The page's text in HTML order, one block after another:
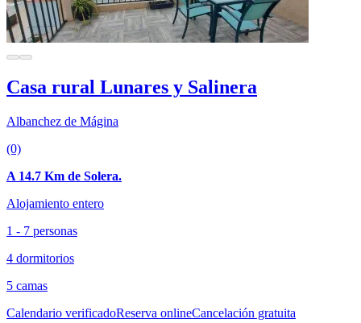
Casa rural Lunares y Salinera
Albanchez de Mágina
(0)
A 14.7 Km de Solera.
Alojamiento entero
1 - 7 personas
4 dormitorios
5 camas
Calendario verificadoReserva onlineCancelación gratuita